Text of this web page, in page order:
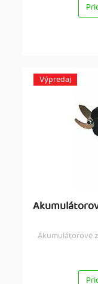
Výpredaj
Akumulátorové